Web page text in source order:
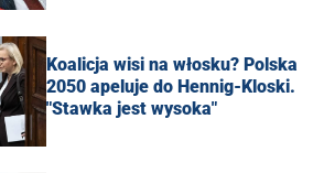
Koalicja wisi na włosku? Polska
2050 apeluje do Hennig-Kloski.
"Stawka jest wysoka"